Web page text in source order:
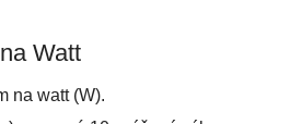
Watt
na watt (W).